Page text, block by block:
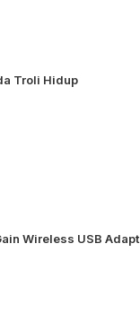
Troli Hidup
Wireless USB